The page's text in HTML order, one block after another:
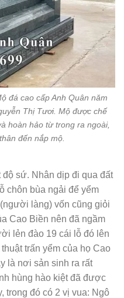
đá cao cấp Anh Quân năm
Thị Tươi. Mộ được chế
hoàn hảo từ trong ra ngoài,
đến nắp mộ.
sứ. Nhân dịp đi qua đất
chôn bùa ngải để yểm
làng) vốn cũng giỏi
Cao Biền nên đã ngầm
lẻn đào 19 cái lỗ đó lên
trấn yểm của họ Cao
là nơi sản sinh ra rất
hùng hào kiệt đã được
trong đó có 2 vị vua: Ngô